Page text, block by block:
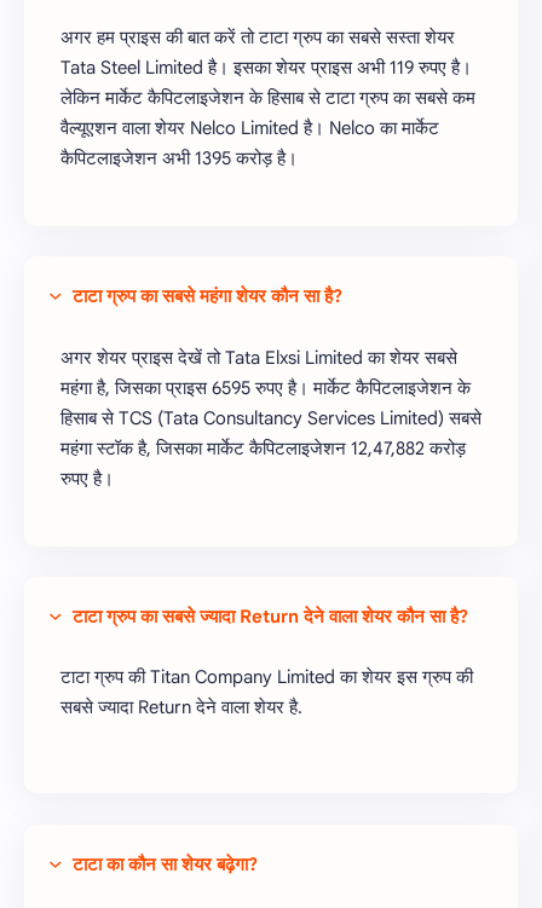
अगर हम प्राइस की बात करें तो टाटा ग्रुप का सबसे सस्ता शेयर
Tata Steel Limited है। इसका शेयर प्राइस अभी 119 रुपए है।
लेकिन मार्केट कैपिटलाइजेशन के हिसाब से टाटा ग्रुप का सबसे कम
वैल्यूएशन वाला शेयर Nelco Limited है। Nelco का मार्केट
कैपिटलाइजेशन अभी 1395 करोड़ है।
टाटा ग्रुप का सबसे महंगा शेयर कौन सा है?
अगर शेयर प्राइस देखें तो Tata Elxsi Limited का शेयर सबसे
महंगा है, जिसका प्राइस 6595 रुपए है। मार्केट कैपिटलाइजेशन के
हिसाब से TCS (Tata Consultancy Services Limited) सबसे
महंगा स्टॉक है, जिसका मार्केट कैपिटलाइजेशन 12,47,882 करोड़
रुपए है।
टाटा ग्रुप का सबसे ज्यादा Return देने वाला शेयर कौन सा है?
टाटा ग्रुप की Titan Company Limited का शेयर इस ग्रुप की
सबसे ज्यादा Return देने वाला शेयर है.
टाटा का कौन सा शेयर बढ़ेगा?